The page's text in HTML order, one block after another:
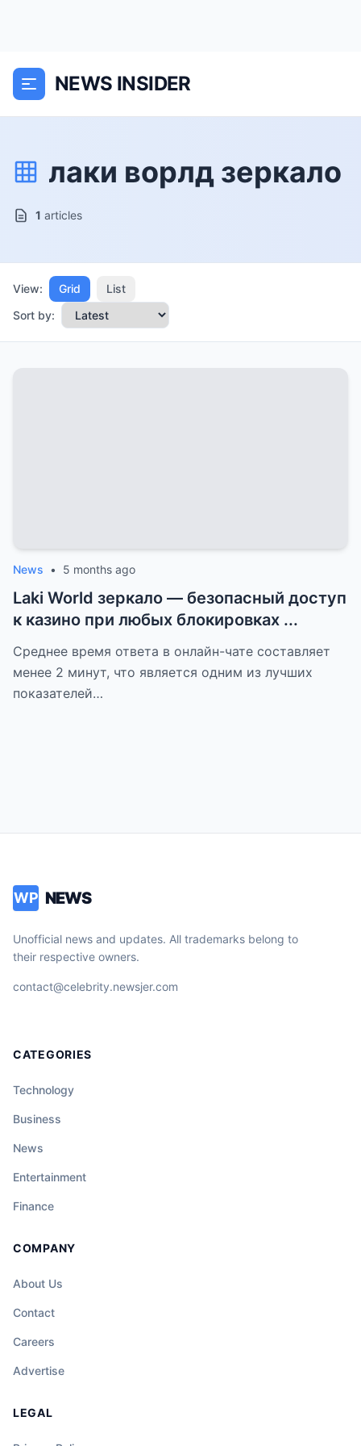
NEWS INSIDER
лаки ворлд зеркало
1 articles
View: Grid
List
Sort by:
News • 5 months ago
Laki World зеркало — безопасный доступ
к казино при любых блокировках ...
Среднее время ответа в онлайн-чате составляет
менее 2 минут, что является одним из лучших
показателей…
WP NEWS
Unofficial news and updates. All trademarks belong to
their respective owners.
contact@celebrity.newsjer.com
CATEGORIES
Technology
Business
News
Entertainment
Finance
COMPANY
About Us
Contact
Careers
Advertise
LEGAL